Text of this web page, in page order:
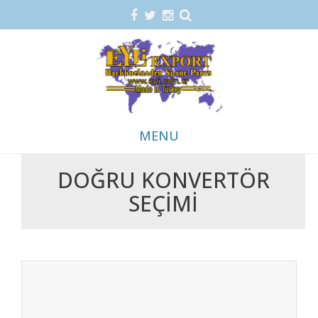
MENU
DOĞRU KONVERTÖR
SEÇIMI